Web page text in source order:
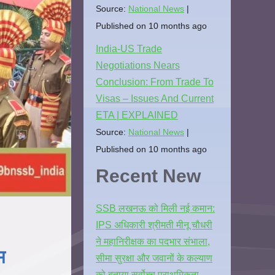
Source: National News
Published on 10 months ago
India-US Trade
Negotiations Nears
Conclusion: From Trade To
Visas – Issues And Current
ETA | EXPLAINED
Source: National News
Published on 10 months ago
Recent New
SSB लखनऊ को मिली नई कमान:
IPS अधिकारी श्रीमती मीनू चौधरी
ने महानिरीक्षक का पदभार संभाला,
सीमा सुरक्षा और जवानों के कल्याण